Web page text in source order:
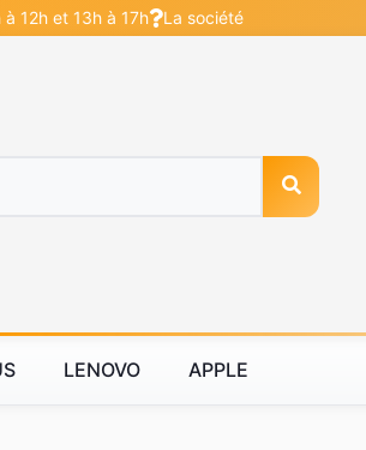
12h et 13h à 17h La société
LENOVO APPLE